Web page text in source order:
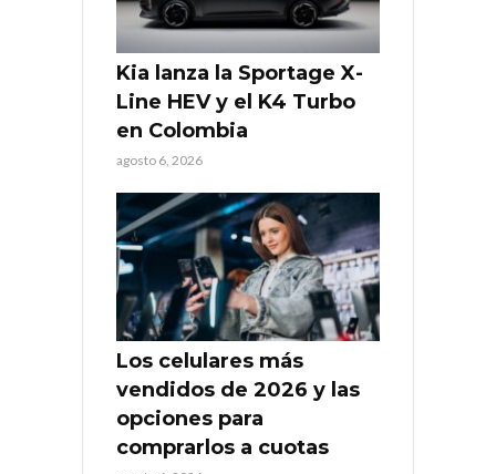
Kia lanza la Sportage X-
Line HEV y el K4 Turbo
en Colombia
agosto 6, 2026
Los celulares más
vendidos de 2026 y las
opciones para
comprarlos a cuotas